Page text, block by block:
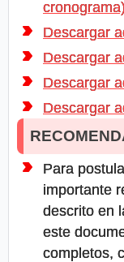
cronograma)
Descargar
Descargar
Descargar
Descargar
Para
importante
descrito en
este
completos,